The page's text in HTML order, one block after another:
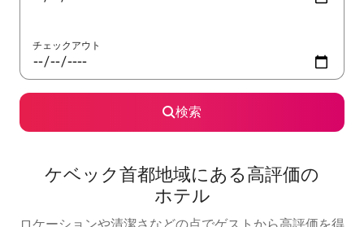
チェックアウト
検索
ケベック首都地域にある高⁠評⁠価⁠の
ホ⁠テ⁠ル